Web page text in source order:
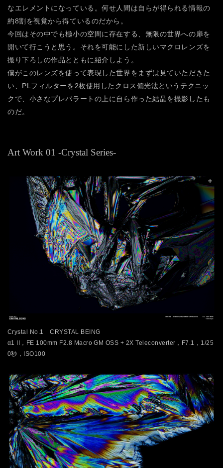
なエレメントになっている。何せ人間は自らが得られる情報の
約8割を視覚から得ているのだから。
今回はその中でも極小の空間に存在する、無限の世界への扉を
開いて行こうと思う。それを可能にした新しいマクロレンズを
撮り下ろしの作品とともに紹介しよう。
僕がこのレンズを使って表現した世界をまずは見ていただきた
い、PLフィルターを2枚使用したクロス偏光法というテクニッ
クで、小さなプレパラートの上に自ら作った結晶を撮影したも
のだ。
Art Work 01 -Crystal Series-
Crystal No.1 CRYSTAL BEING
α1 II，FE 100mm F2.8 Macro GM OSS + 2X Teleconverter，F7.1，1/25
0秒，ISO100